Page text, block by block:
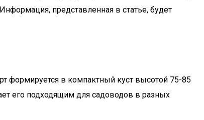
представленная в статье, будет
формируется в компактный куст высотой 75-85
его подходящим для садоводов в разных